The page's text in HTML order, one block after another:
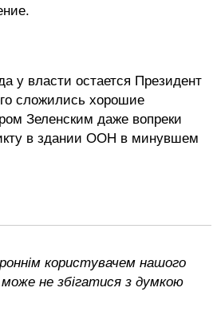
у власти остается Президент
сложились хорошие
Зеленским даже вопреки
в здании ООН в минувшем
користувачем нашого
не збігатися з думкою